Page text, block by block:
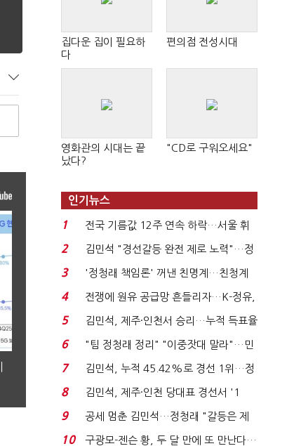
집다운 집이 필요하
다
편의점 전성시대
영화관의 시대는 끝
났다?
"CD로 구워오세요"
인기뉴스
1
전국 기름값 12주 연속 하락…서울 휘
발윳값 1909원...
2
김민석 "경선갈등 완전 제로 노력"…정
청래 "반명 공세 사...
3
'정청래 책임론' 꺼낸 친명계…친청계
는 추가투표 때리기...
4
전쟁에 원유 공급망 흔들리자…K-정유,
에너지안보 핵심...
5
김민석, 제주·인천서 승리…누적 득표율
'1위 탈환'(종합)...
6
"팀 정청래 정리" "이중잣대 말라"…민
주 최고위원 계파 다...
7
김민석, 누적 45.42%로 경선 1위…정
청래와 격차 0.86%p(...
8
김민석, 제주·인천 당대표 경선서 '1
위'(1보)...
9
공세 멈춘 김민석…정청래 "갈등은 제
가 수습"
10
구광모-젠슨 황, 두 달 만에 또 만난다…